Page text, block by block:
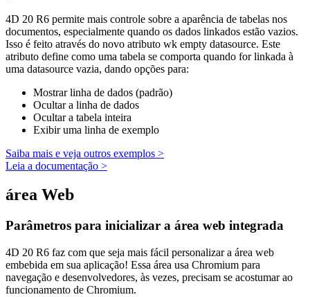
4D 20 R6 permite mais controle sobre a aparência de tabelas nos
documentos, especialmente quando os dados linkados estão vazios.
Isso é feito através do novo atributo wk empty datasource. Este
atributo define como uma tabela se comporta quando for linkada à
uma datasource vazia, dando opções para:
Mostrar linha de dados (padrão)
Ocultar a linha de dados
Ocultar a tabela inteira
Exibir uma linha de exemplo
Saiba mais e veja outros exemplos >
Leia a documentação >
área Web
Parâmetros para inicializar a área web integrada
4D 20 R6 faz com que seja mais fácil personalizar a área web
embebida em sua aplicação! Essa área usa Chromium para
navegação e desenvolvedores, às vezes, precisam se acostumar ao
funcionamento de Chromium.